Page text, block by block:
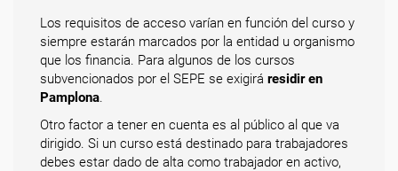
Los requisitos de acceso varían en función del curso y
siempre estarán marcados por la entidad u organismo
que los financia. Para algunos de los cursos
subvencionados por el SEPE se exigirá residir en
Pamplona.
Otro factor a tener en cuenta es al público al que va
dirigido. Si un curso está destinado para trabajadores
debes estar dado de alta como trabajador en activo,